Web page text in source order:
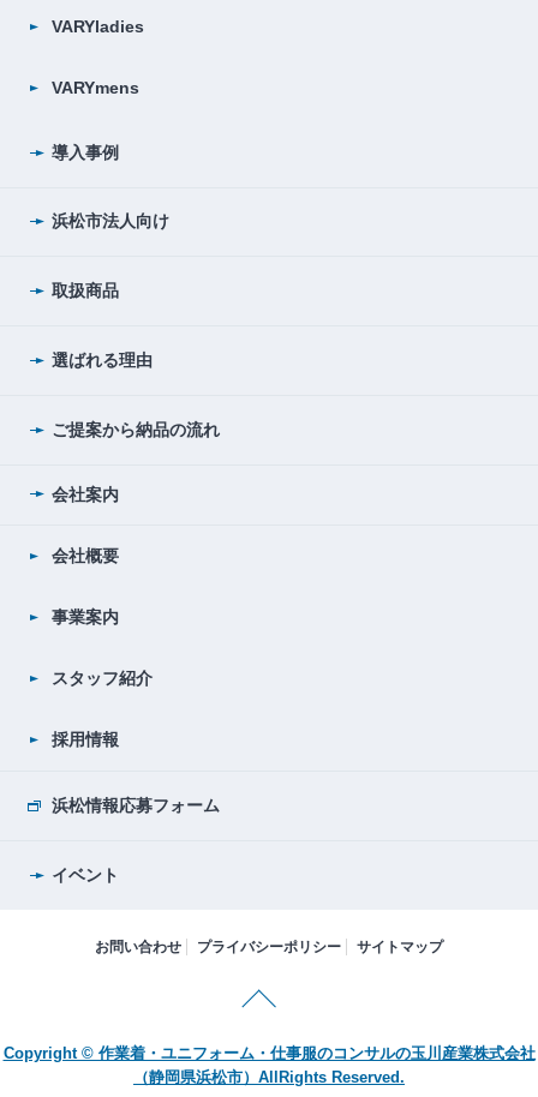
VARYladies
VARYmens
導入事例
浜松市法人向け
取扱商品
選ばれる理由
ご提案から納品の流れ
会社案内
会社概要
事業案内
スタッフ紹介
採用情報
浜松情報応募フォーム
イベント
お問い合わせ プライバシーポリシー サイトマップ
Copyright © 作業着・ユニフォーム・仕事服のコンサルの玉川産業株式会社
（静岡県浜松市）AllRights Reserved.